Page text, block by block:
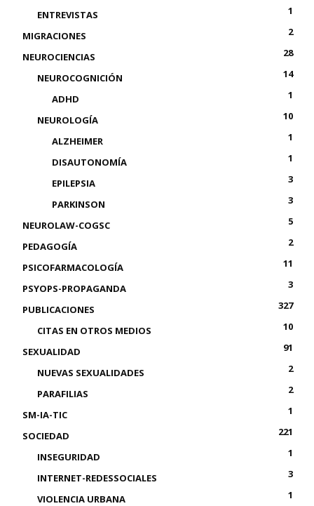
ENTREVISTAS
1
MIGRACIONES
2
NEUROCIENCIAS
28
NEUROCOGNICIÓN
14
ADHD
1
NEUROLOGÍA
10
ALZHEIMER
1
DISAUTONOMÍA
1
EPILEPSIA
3
PARKINSON
3
NEUROLAW-COGSC
5
PEDAGOGÍA
2
PSICOFARMACOLOGÍA
11
PSYOPS-PROPAGANDA
3
PUBLICACIONES
327
CITAS EN OTROS MEDIOS
10
SEXUALIDAD
91
NUEVAS SEXUALIDADES
2
PARAFILIAS
2
SM-IA-TIC
1
SOCIEDAD
221
INSEGURIDAD
1
INTERNET-REDESSOCIALES
3
VIOLENCIA URBANA
1